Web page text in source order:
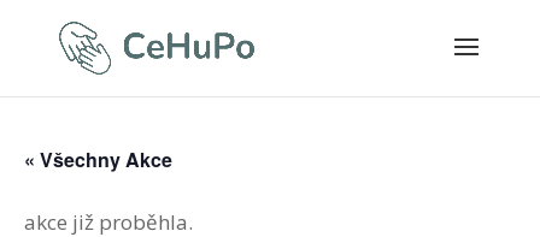
« Všechny Akce
akce již proběhla.